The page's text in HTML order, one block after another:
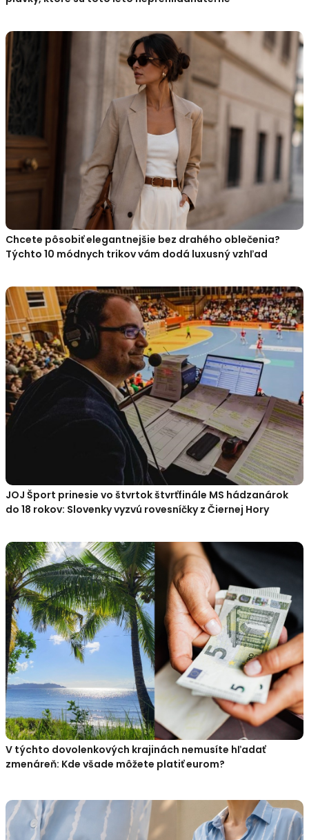
Chcete pôsobiť elegantnejšie bez drahého oblečenia?
Týchto 10 módnych trikov vám dodá luxusný vzhľad
JOJ Šport prinesie vo štvrtok štvrťfinále MS hádzanárok
do 18 rokov: Slovenky vyzvú rovesníčky z Čiernej Hory
V týchto dovolenkových krajinách nemusíte hľadať
zmenáreň: Kde všade môžete platiť eurom?